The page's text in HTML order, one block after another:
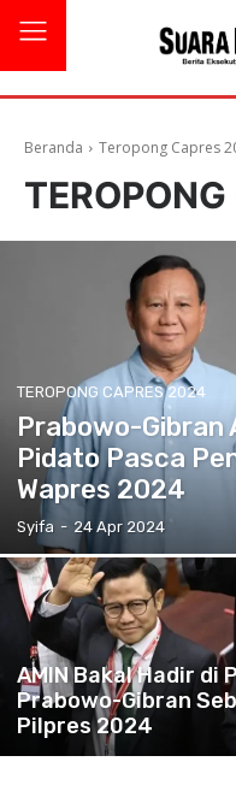
Beranda Teropong Capres
TEROPONG CAPRES 2024
Prabowo-Gibran
Pidato Pasca
Wapres 2024
Syifa - 24 Apr 2024
AMIN Bakal Hadir di
Prabowo-Gibran
Pilpres 2024